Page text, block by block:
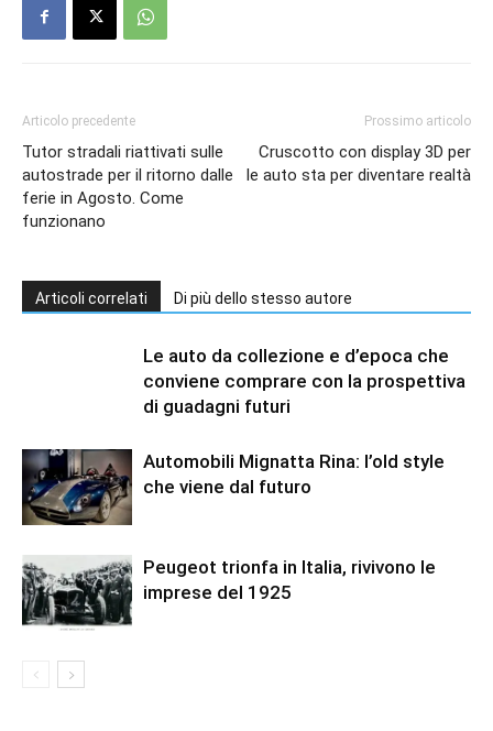
Articolo precedente
Tutor stradali riattivati sulle
autostrade per il ritorno dalle
ferie in Agosto. Come
funzionano
Prossimo articolo
Cruscotto con display 3D per
le auto sta per diventare realtà
Articoli correlati Di più dello stesso autore
Le auto da collezione e d’epoca che
conviene comprare con la prospettiva
di guadagni futuri
Automobili Mignatta Rina: l’old style
che viene dal futuro
Peugeot trionfa in Italia, rivivono le
imprese del 1925